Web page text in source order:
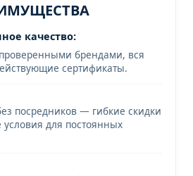
качество:
брендами, вся
сертификаты.
посредников — гибкие скидки
для постоянных